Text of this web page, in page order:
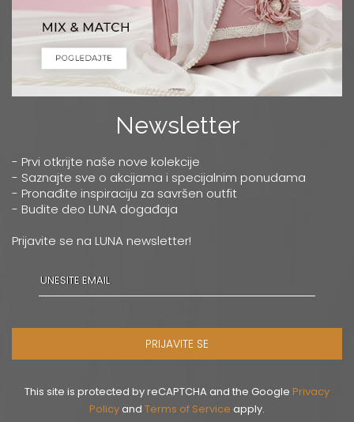
Newsletter
- Prvi otkrijte naše nove kolekcije
- Saznajte sve o akcijama i specijalnim ponudama
- Pronađite inspiraciju za savršen outfit
- Budite deo LUNA događaja
Prijavite se na LUNA newsletter!
PRIJAVITE SE
This site is protected by reCAPTCHA and the Google Privacy
Policyand Terms of Service apply.